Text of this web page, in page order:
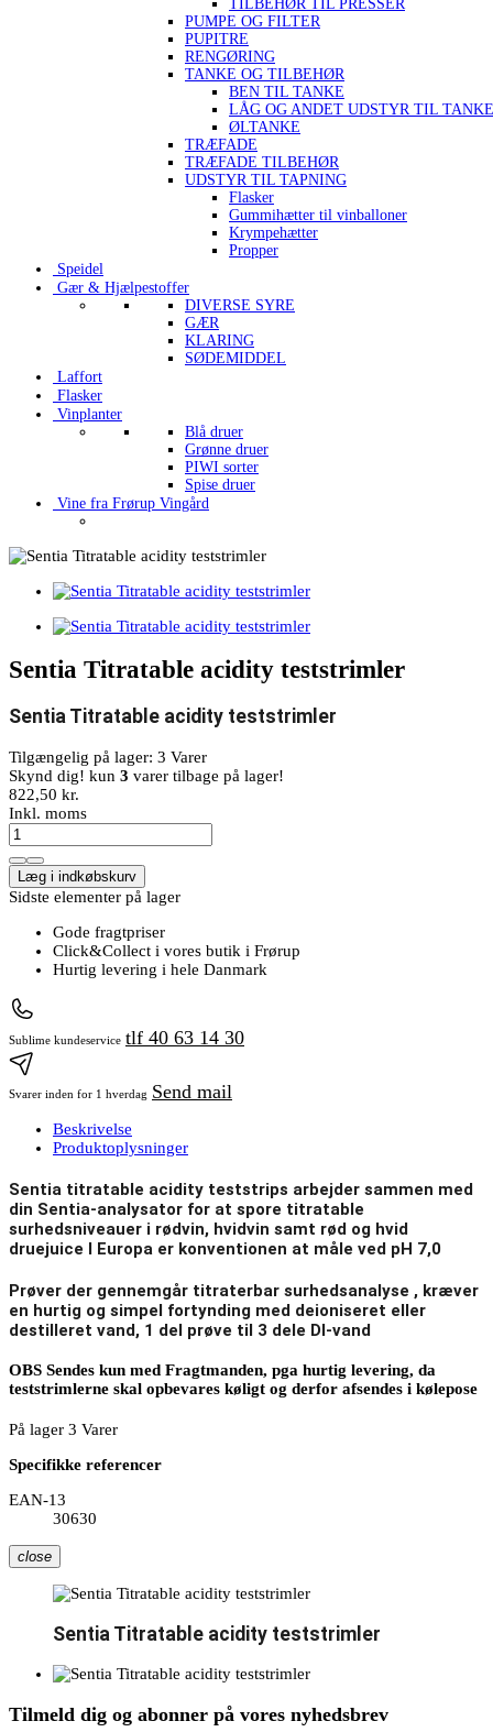
TILBEHØR TIL PRESSER
PUMPE OG FILTER
PUPITRE
RENGØRING
TANKE OG TILBEHØR
BEN TIL TANKE
LÅG OG ANDET UDSTYR TIL TANKE
ØLTANKE
TRÆFADE
TRÆFADE TILBEHØR
UDSTYR TIL TAPNING
Flasker
Gummihætter til vinballoner
Krympehætter
Propper
Speidel
Gær & Hjælpestoffer
DIVERSE SYRE
GÆR
KLARING
SØDEMIDDEL
Laffort
Flasker
Vinplanter
Blå druer
Grønne druer
PIWI sorter
Spise druer
Vine fra Frørup Vingård
Sentia Titratable acidity teststrimler
Sentia Titratable acidity teststrimler
Tilgængelig på lager: 3 Varer
Skynd dig! kun 3 varer tilbage på lager!
822,50 kr.
Inkl. moms
Læg i indkøbskurv
Sidste elementer på lager
Gode fragtpriser
Click&Collect i vores butik i Frørup
Hurtig levering i hele Danmark
Sublime kundeservice tlf 40 63 14 30
Svarer inden for 1 hverdag Send mail
Beskrivelse
Produktoplysninger
Sentia titratable acidity teststrips arbejder sammen med
din Sentia-analysator for at spore titratable
surhedsniveauer i rødvin, hvidvin samt rød og hvid
druejuice I Europa er konventionen at måle ved pH 7,0
Prøver der gennemgår titraterbar surhedsanalyse , kræver
en hurtig og simpel fortynding med deioniseret eller
destilleret vand, 1 del prøve til 3 dele DI-vand
OBS Sendes kun med Fragtmanden, pga hurtig levering, da
teststrimlerne skal opbevares køligt og derfor afsendes i kølepose
På lager 3 Varer
Specifikke referencer
EAN-13
30630
close
Sentia Titratable acidity teststrimler
Tilmeld dig og abonner på vores nyhedsbrev